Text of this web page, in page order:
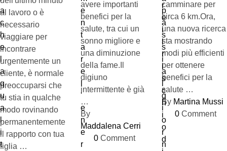
al lavoro o è
necessario
viaggiare per
incontrare
urgentemente un
cliente, è normale
preoccuparsi che
tu stia in qualche
modo rovinando
permanentemente
il rapporto con tua
figlia …
avere importanti
benefici per la
salute, tra cui un
sonno migliore e
una diminuzione
della fame.Il
digiuno
intermittente è già
…
By
Maddalena Cerri
0 Comment
camminare per
circa 6 km.Ora,
una nuova ricerca
sta mostrando
modi più efficienti
per ottenere
benefici per la
salute …
By Martina Mussi
0 Comment